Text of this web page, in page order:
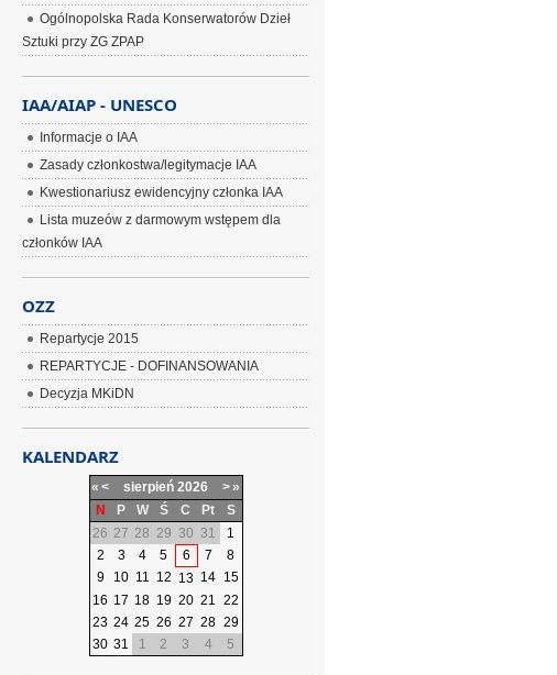
Ogólnopolska Rada Konserwatorów Dzieł
Sztuki przy ZG ZPAP
IAA/AIAP - UNESCO
Informacje o IAA
Zasady członkostwa/legitymacje IAA
Kwestionariusz ewidencyjny członka IAA
Lista muzeów z darmowym wstępem dla
członków IAA
OZZ
Repartycje 2015
REPARTYCJE - DOFINANSOWANIA
Decyzja MKiDN
KALENDARZ
« < sierpień 2026 >»
N
P W Ś C Pt
S
26 27 28 29 30 31
1
2
3 4 5 6 7
8
9
10 11 12 13 14 15
16 17 18 19 20 21 22
23 24 25 26 27 28 29
30 31 1 2 3 4 5